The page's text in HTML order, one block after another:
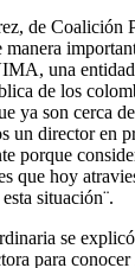
de Coalición
manera
una
de los
ya son cerca
un director en
porque
que hoy
situación¨.
se
para